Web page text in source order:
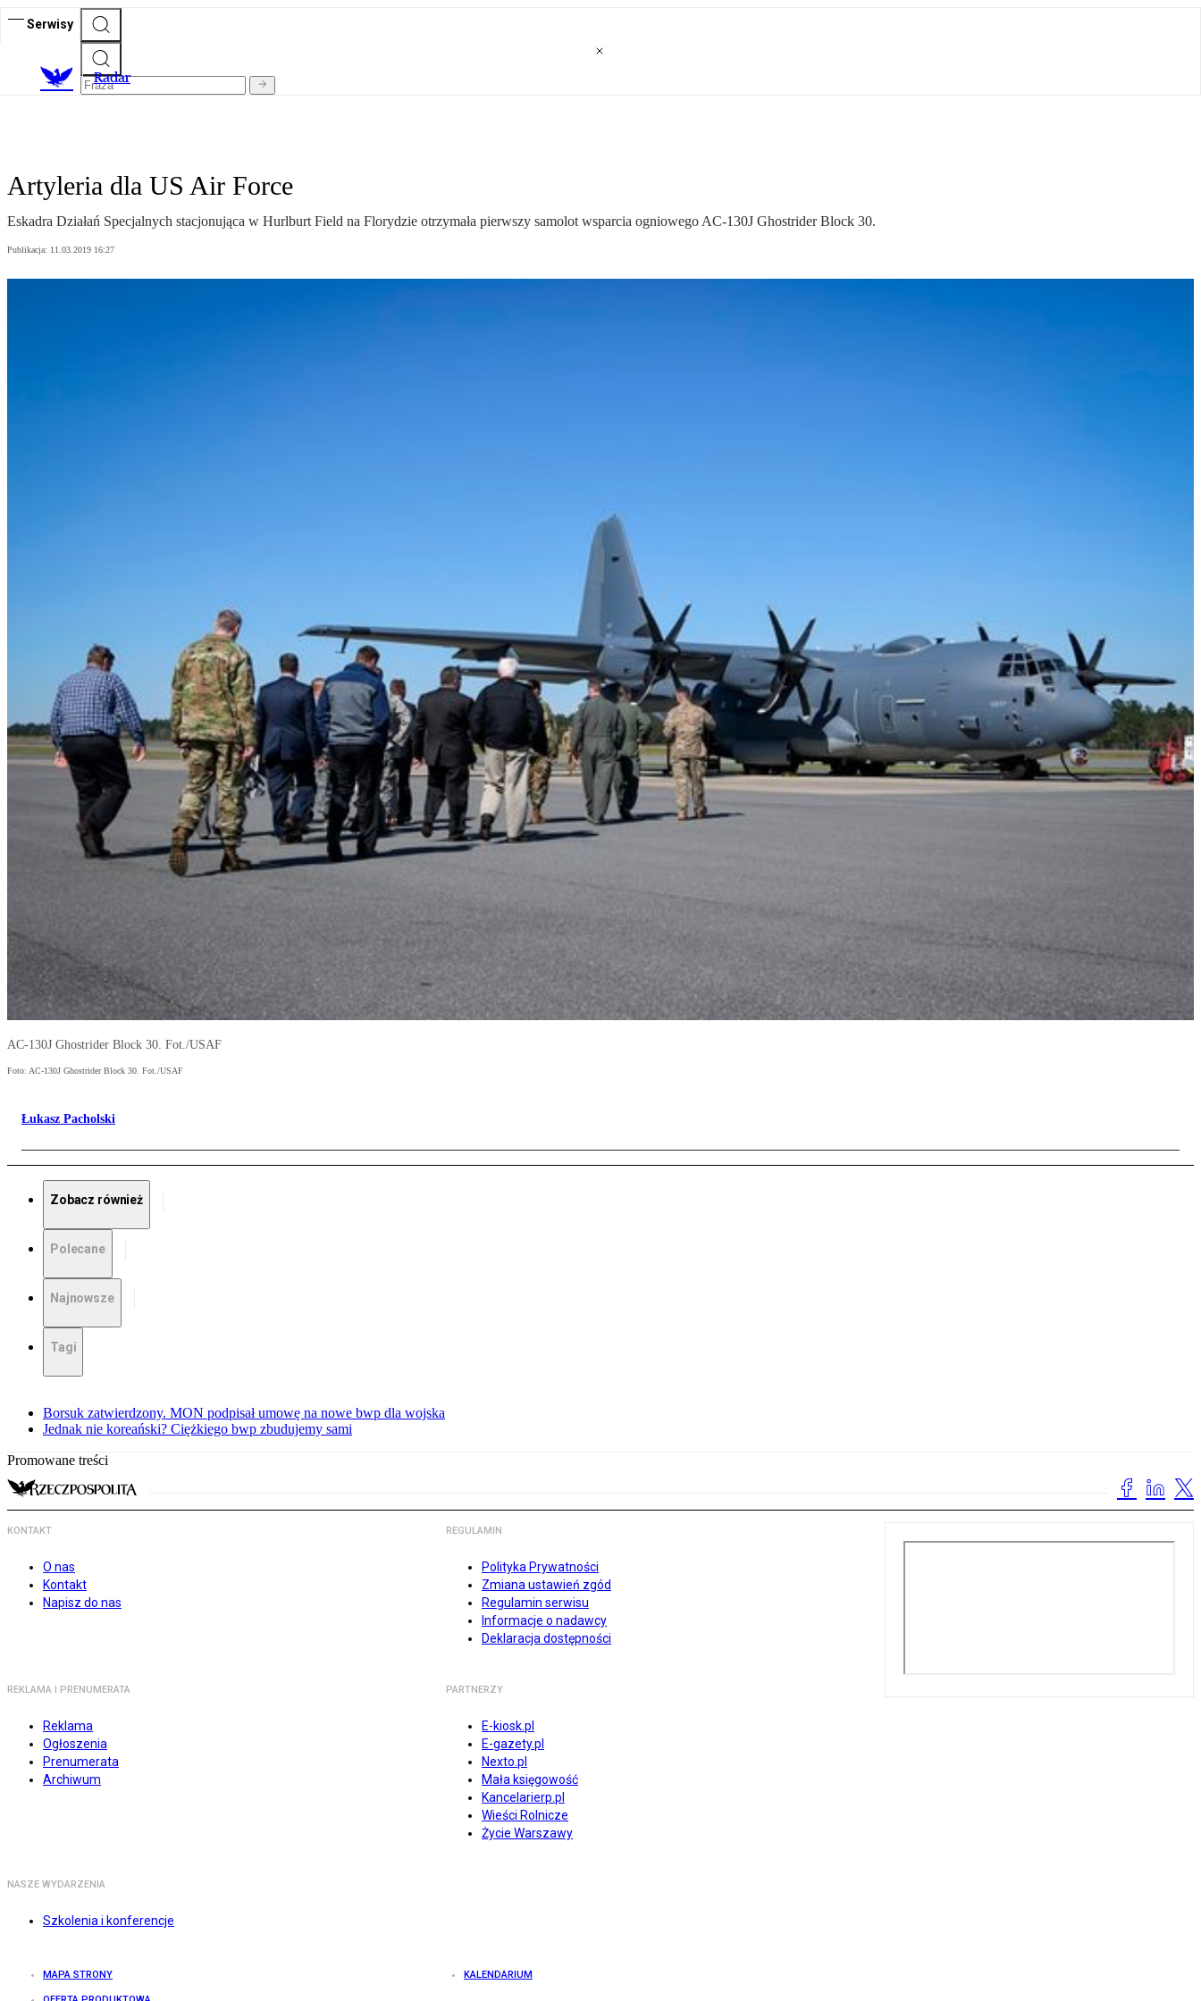
Serwisy
Radar
Artyleria dla US Air Force
Eskadra Działań Specjalnych stacjonująca w Hurlburt Field na Florydzie otrzymała pierwszy samolot wsparcia ogniowego AC-130J Ghostrider Block 30.
Publikacja: 11.03.2019 16:27
AC-130J Ghostrider Block 30. Fot./USAF
Foto: AC-130J Ghostrider Block 30. Fot./USAF
Łukasz Pacholski
Zobacz również
Polecane
Najnowsze
Tagi
Borsuk zatwierdzony. MON podpisał umowę na nowe bwp dla wojska
Jednak nie koreański? Ciężkiego bwp zbudujemy sami
Promowane treści
KONTAKT
O nas
Kontakt
Napisz do nas
REGULAMIN
Polityka Prywatności
Zmiana ustawień zgód
Regulamin serwisu
Informacje o nadawcy
Deklaracja dostępności
REKLAMA I PRENUMERATA
Reklama
Ogłoszenia
Prenumerata
Archiwum
PARTNERZY
E-kiosk.pl
E-gazety.pl
Nexto.pl
Mała księgowość
Kancelarierp.pl
Wieści Rolnicze
Życie Warszawy
NASZE WYDARZENIA
Szkolenia i konferencje
MAPA STRONY KALENDARIUM